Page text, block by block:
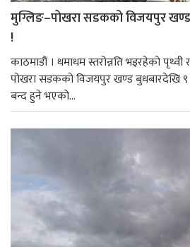
मुग्लिङ–पोखरा सडकको विजयपुर
!
काठमाडौं । धमाधम स्तरोन्नति भइरहेको पृथ्वी
पोखरा सडकको विजयपुर खण्ड बुधबारदेखि ९
बन्द हुने भएको...